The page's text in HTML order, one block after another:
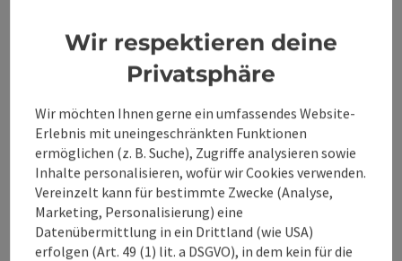
360° Alpenland
erlaubt?
Kannst du
Unterkünfte im
360° Alpenland
direkt buchen?
Wir respektieren deine
Privatsphäre
Wir möchten Ihnen gerne ein umfassendes Website-
Erlebnis mit uneingeschränkten Funktionen
ermöglichen (z. B. Suche), Zugriffe analysieren sowie
Inhalte personalisieren, wofür wir Cookies verwenden.
Vereinzelt kann für bestimmte Zwecke (Analyse,
Marketing, Personalisierung) eine
Datenübermittlung in ein Drittland (wie USA)
erfolgen (Art. 49 (1) lit. a DSGVO), in dem kein für die